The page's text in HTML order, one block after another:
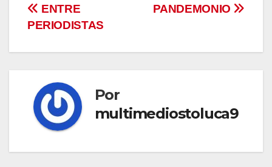
Navegación
PANDEMONIO
ENTRE
PERIODISTAS
Por
multimediostoluca9